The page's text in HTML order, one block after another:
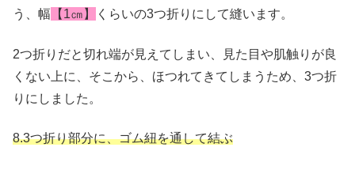
う、幅 【1㎝】 くらいの3つ折り にして縫います。
2つ折りだと切れ端が見えてしまい、見た目や肌触りが良
くない上に、そこから、ほつれてきてしまうため、3つ折
りにしました。
8.3つ折り部分に、ゴム紐を通して結ぶ